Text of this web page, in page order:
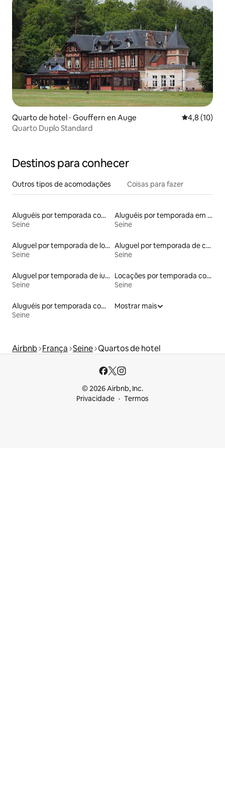
Quarto de hotel ⋅ Gouffern en Auge 4,8 de uma
4,8 (10)
Quarto Duplo Standard
Destinos para conhecer
Outros tipos de acomodações Coisas para fazer
Aluguéis por temporada com cama de altura acessível
Seine
Aluguéis por temporada em hotéis-fazenda
Seine
Aluguel por temporada de lofts
Seine
Aluguel por temporada de casas na terra
Seine
Aluguel por temporada de iurtas
Seine
Locações por temporada com piscina
Seine
Aluguéis por temporada com sauna
Seine
Mostrar mais
Airbnb França Seine Quartos de hotel
© 2026 Airbnb, Inc.
Privacidade
Termos